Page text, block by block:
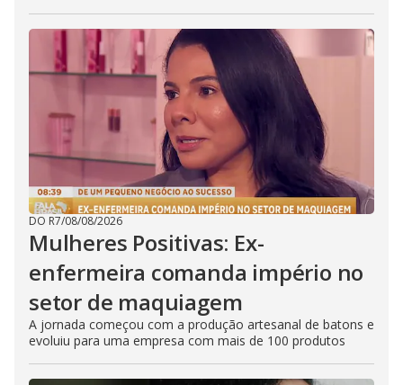
DO R7/08/08/2026
Mulheres Positivas: Ex-
enfermeira comanda império no
setor de maquiagem
A jornada começou com a produção artesanal de batons e
evoluiu para uma empresa com mais de 100 produtos